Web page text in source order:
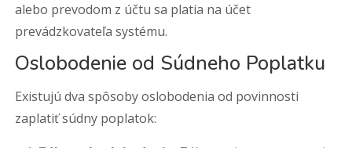
alebo prevodom z účtu sa platia na účet
prevádzkovateľa systému.
Oslobodenie od Súdneho Poplatku
Existujú dva spôsoby oslobodenia od povinnosti
zaplatiť súdny poplatok: